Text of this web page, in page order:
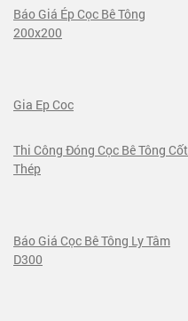
Báo Giá Ép Cọc Bê Tông
200x200
Gia Ep Coc
Thi Công Đóng Cọc Bê Tông Cốt
Thép
Báo Giá Cọc Bê Tông Ly Tâm
D300